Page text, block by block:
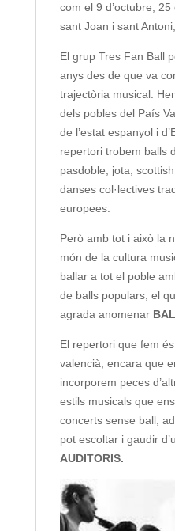
com el 9 d’octubre, 25
sant Joan i sant
El grup Tres Fan Ball
anys des de que va
trajectòria musical.
dels pobles del País
de l’estat espanyol i
repertori trobem balls
pasdoble, jota,
danses col·lectives
europees.
Però amb tot i això la
món de la cultura
ballar a tot el poble
de balls populars, el
agrada anomenar
El repertori que fem
valencià, encara que
incorporem peces
estils musicals que
concerts sense ball,
pot escoltar i gaudir
AUDITORIS.